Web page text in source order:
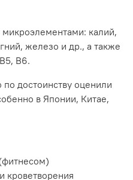
микроэлементами: калий,
железо и др., а также
В6.
по достоинству оценили
в Японии, Китае,
кроветворения